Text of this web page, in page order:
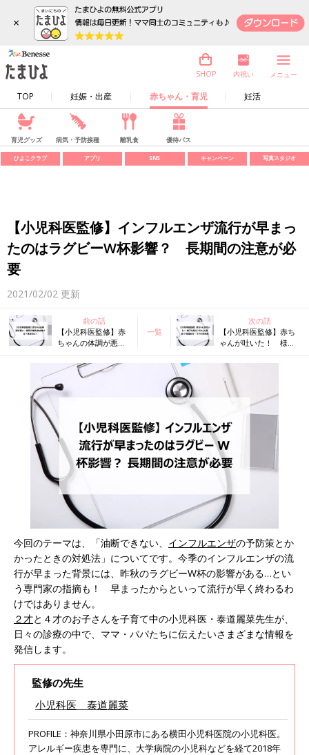
×
TOP 妊娠・出産 赤ちゃん・育児 妊活
SHOP 内祝い メニュー
育児グッズ 病気・予防接種 離乳食 優待パス
ひよこクラブ アプリ SNS キャンペーン 写真スタジオ
【小児科医監修】インフルエンザ流行が早まっ
たのはラグビーW杯影響？ 長期間の注意が必
要
2021/02/02 更新
前の話
【小児科医監修】赤
ちゃんの体調が悪
続ける？休ませる？
一覧
次の話
【小児科医監修】赤ち
ゃんが吐いた！ 様子
診？見極め方・ママ小
児科医
今回のテーマは、「油断できない、 インフルエンザの予防策とか
かったときの対処法」についてです。今季のインフルエンザの流
行が早まった背景には、昨秋のラグビーW杯の影響がある…とい
う専門家の指摘も！ 早まったからといって流行が早く終わるわ
けではありません。
２才と４才のお子さんを子育て中の小児科医・泰道麗菜先生が、
日々の診療の中で、ママ・パパたちに伝えたいさまざまな情報を
発信します。
監修の先生
小児科医 泰道麗菜
PROFILE：神奈川県小田原市にある横田小児科医院の小児科医。
アレルギー疾患を専門に、大学病院の小児科などを経て2018年